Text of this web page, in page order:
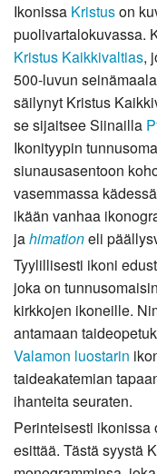
Ikonissa Kristuson
puolivartalokuvassa.
Kristus Kaikkivaltias,
500-luvun
säilynyt Kristus
se sijaitsee Siinailla
Ikonityypin
siunausasentoon
vasemmassa
ikään vanhaa
jahimationeli
Tyylillisesti ikoni
joka on
kirkkojen ikoneille.
antamaan
Valamon luostarin
taideakatemian
ihanteita seuraten.
Perinteisesti ikonissa
esittää. Tästä syystä